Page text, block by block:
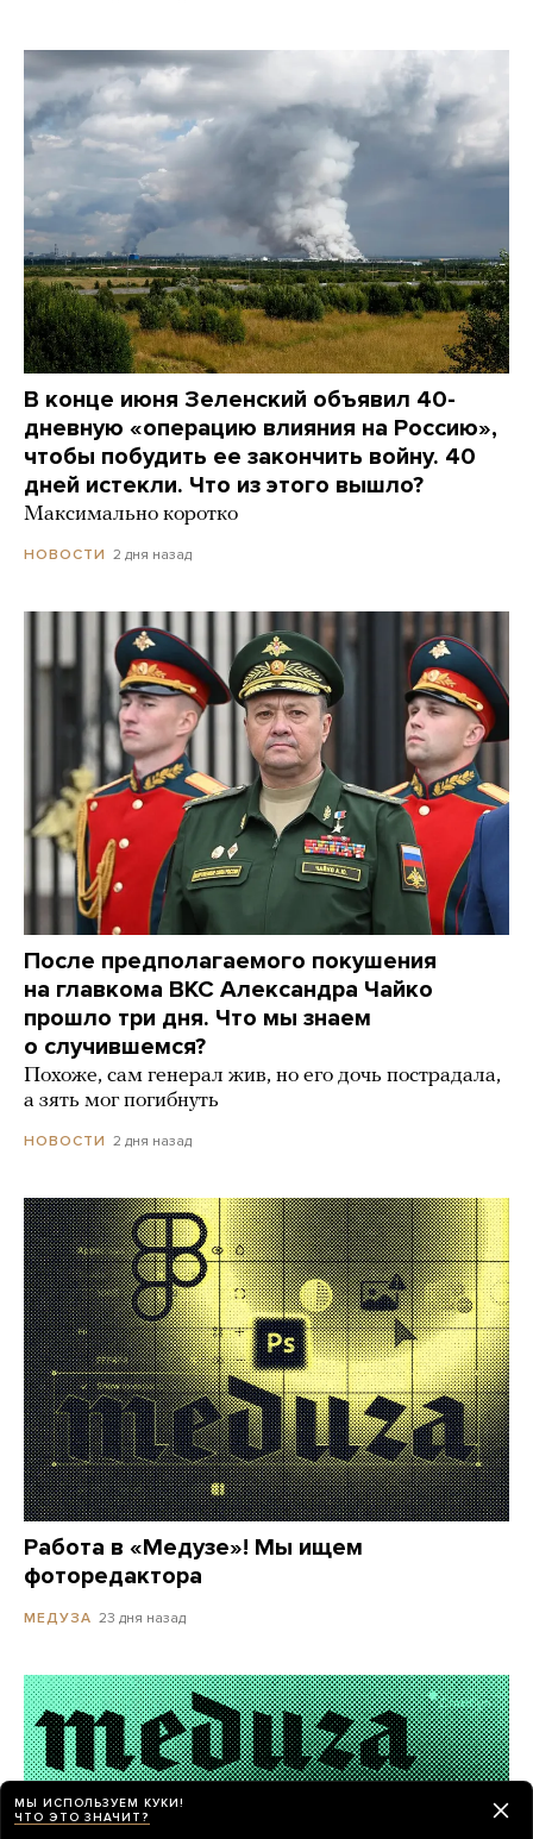
В конце июня Зеленский объявил 40-
дневную «операцию влияния на Россию»,
чтобы побудить ее закончить войну. 40
дней истекли. Что из этого вышло?
Максимально коротко
НОВОСТИ 2 дня назад
После предполагаемого покушения
на главкома ВКС Александра Чайко
прошло три дня. Что мы знаем
о случившемся?
Похоже, сам генерал жив, но его дочь пострадала,
а зять мог погибнуть
НОВОСТИ 2 дня назад
Работа в «Медузе»! Мы ищем
фоторедактора
МЕДУЗА 23 дня назад
МЫ ИСПОЛЬЗУЕМ КУКИ!
ЧТО ЭТО ЗНАЧИТ?